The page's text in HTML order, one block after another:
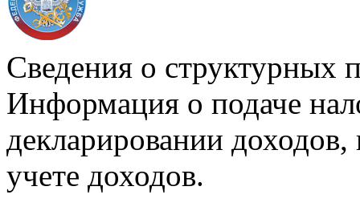
Сведения о структурных
Информация о подаче
декларировании доходов,
учете доходов.